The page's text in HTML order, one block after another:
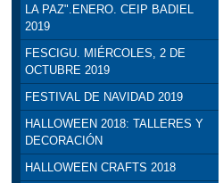
LA PAZ".ENERO. CEIP BADIEL
2019
FESCIGU. MIÉRCOLES, 2 DE
OCTUBRE 2019
FESTIVAL DE NAVIDAD 2019
HALLOWEEN 2018: TALLERES Y
DECORACIÓN
HALLOWEEN CRAFTS 2018